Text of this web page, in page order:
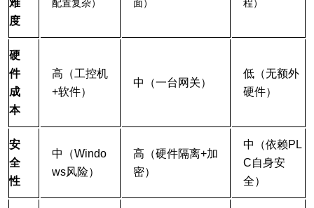
度
配置复杂） 面） 程）
硬
件
成
本
高（工控机
+软件）
中（一台网关）
低（无额外
硬件）
安
全
性
中（Windo
ws风险）
高（硬件隔离+加
密）
中（依赖PL
C自身安
全）